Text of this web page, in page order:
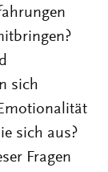
sich
sich aus?
Fragen